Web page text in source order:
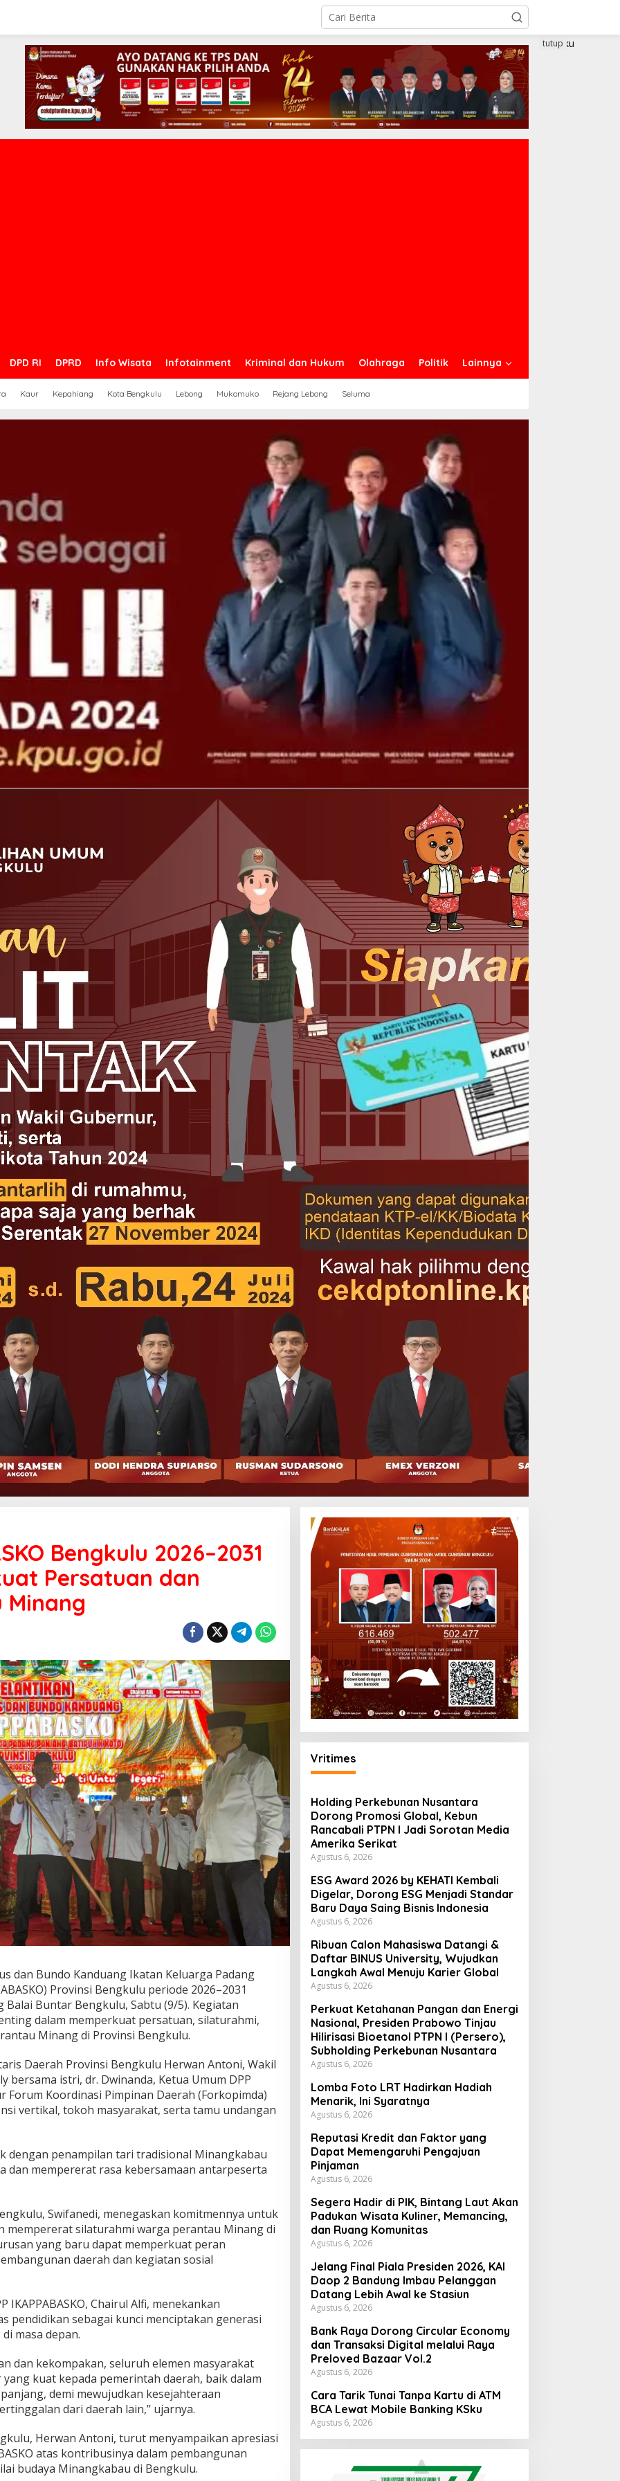
DPD RI DPRD Info Wisata Infotainment Kriminal dan Hukum Olahraga Politik Lainnya
Kaur Kepahiang Kota Bengkulu Lebong Mukomuko Rejang Lebong Seluma
tutup
Bengkulu 2026–2031
Persatuan dan
Minang
dan Bundo Kanduang Ikatan Keluarga Padang
Provinsi Bengkulu periode 2026–2031
Buntar Bengkulu, Sabtu (9/5). Kegiatan
dalam memperkuat persatuan, silaturahmi,
Minang di Provinsi Bengkulu.
Daerah Provinsi Bengkulu Herwan Antoni, Wakil
bersama istri, dr. Dwinanda, Ketua Umum DPP
Forum Koordinasi Pimpinan Daerah (Forkopimda)
vertikal, tokoh masyarakat, serta tamu undangan
dengan penampilan tari tradisional Minangkabau
dan mempererat rasa kebersamaan antarpeserta
Swifanedi, menegaskan komitmennya untuk
mempererat silaturahmi warga perantau Minang di
yang baru dapat memperkuat peran
daerah dan kegiatan sosial
IKAPPABASKO, Chairul Alfi, menekankan
pendidikan sebagai kunci menciptakan generasi
masa depan.
dan kekompakan, seluruh elemen masyarakat
kuat kepada pemerintah daerah, baik dalam
demi mewujudkan kesejahteraan
dari daerah lain,” ujarnya.
Herwan Antoni, turut menyampaikan apresiasi
atas kontribusinya dalam pembangunan
budaya Minangkabau di Bengkulu.
Vritimes
Holding Perkebunan Nusantara
Dorong Promosi Global, Kebun
Rancabali PTPN I Jadi Sorotan Media
Amerika Serikat
Agustus 6, 2026
ESG Award 2026 by KEHATI Kembali
Digelar, Dorong ESG Menjadi Standar
Baru Daya Saing Bisnis Indonesia
Agustus 6, 2026
Ribuan Calon Mahasiswa Datangi &
Daftar BINUS University, Wujudkan
Langkah Awal Menuju Karier Global
Agustus 6, 2026
Perkuat Ketahanan Pangan dan Energi
Nasional, Presiden Prabowo Tinjau
Hilirisasi Bioetanol PTPN I (Persero),
Subholding Perkebunan Nusantara
Agustus 6, 2026
Lomba Foto LRT Hadirkan Hadiah
Menarik, Ini Syaratnya
Agustus 6, 2026
Reputasi Kredit dan Faktor yang
Dapat Memengaruhi Pengajuan
Pinjaman
Agustus 6, 2026
Segera Hadir di PIK, Bintang Laut Akan
Padukan Wisata Kuliner, Memancing,
dan Ruang Komunitas
Agustus 6, 2026
Jelang Final Piala Presiden 2026, KAI
Daop 2 Bandung Imbau Pelanggan
Datang Lebih Awal ke Stasiun
Agustus 6, 2026
Bank Raya Dorong Circular Economy
dan Transaksi Digital melalui Raya
Preloved Bazaar Vol.2
Agustus 6, 2026
Cara Tarik Tunai Tanpa Kartu di ATM
BCA Lewat Mobile Banking KSku
Agustus 6, 2026